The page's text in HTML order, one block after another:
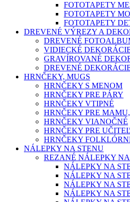
FOTOTAPETY
FOTOTAPETY
FOTOTAPETY
DREVENÉ VÝREZY A
DREVENÉ
VIDIECKÉ
GRAVÍROVANÉ
DREVENÉ
HRNČEKY, MUGS
HRNČEKY S MENOM
HRNČEKY PRE PÁRY
HRNČEKY VTIPNÉ
HRNČEKY PRE
HRNČEKY VIANOČNÉ
HRNČEKY PRE
HRNČEKY
NÁLEPKY NA STENU
REZANÉ NÁLEPKY
NÁLEPKY NA
NÁLEPKY NA
NÁLEPKY NA
NÁLEPKY NA